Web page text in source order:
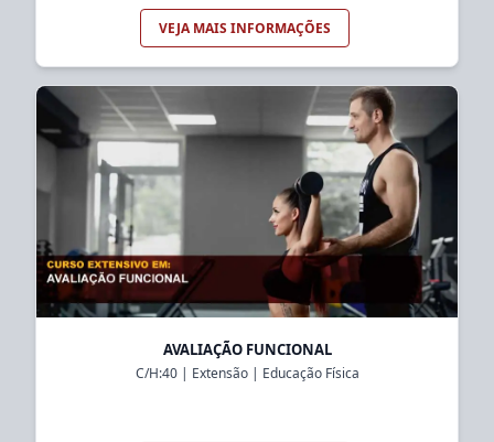
VEJA MAIS INFORMAÇÕES
AVALIAÇÃO FUNCIONAL
C/H:40| Extensão| Educação Física